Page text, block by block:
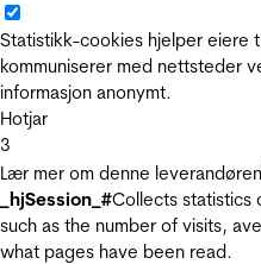
Statistikk-cookies hjelper eiere
kommuniserer med nettsteder
informasjon anonymt.
Hotjar
3
Lær mer om denne leverandøren
_hjSession_#Collects statistics
such as the number of visits,
what pages have been read.